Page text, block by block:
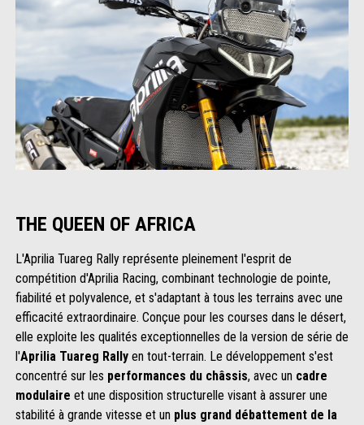
THE QUEEN OF AFRICA
L'Aprilia Tuareg Rally représente pleinement l'esprit de
compétition d'Aprilia Racing, combinant technologie de pointe,
fiabilité et polyvalence, et s'adaptant à tous les terrains avec une
efficacité extraordinaire. Conçue pour les courses dans le désert,
elle exploite les qualités exceptionnelles de la version de série de
l'Aprilia Tuareg Rally en tout-terrain. Le développement s'est
concentré sur les performances du châssis, avec un cadre
modulaire et une disposition structurelle visant à assurer une
stabilité à grande vitesse et un plus grand débattement de la